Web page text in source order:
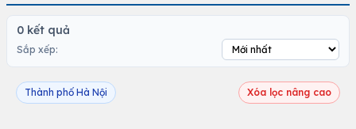
0 kết quả
Sắp xếp:
Thành phố Hà Nội Xóa lọc nâng cao